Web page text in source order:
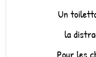
Un
la
Pour les